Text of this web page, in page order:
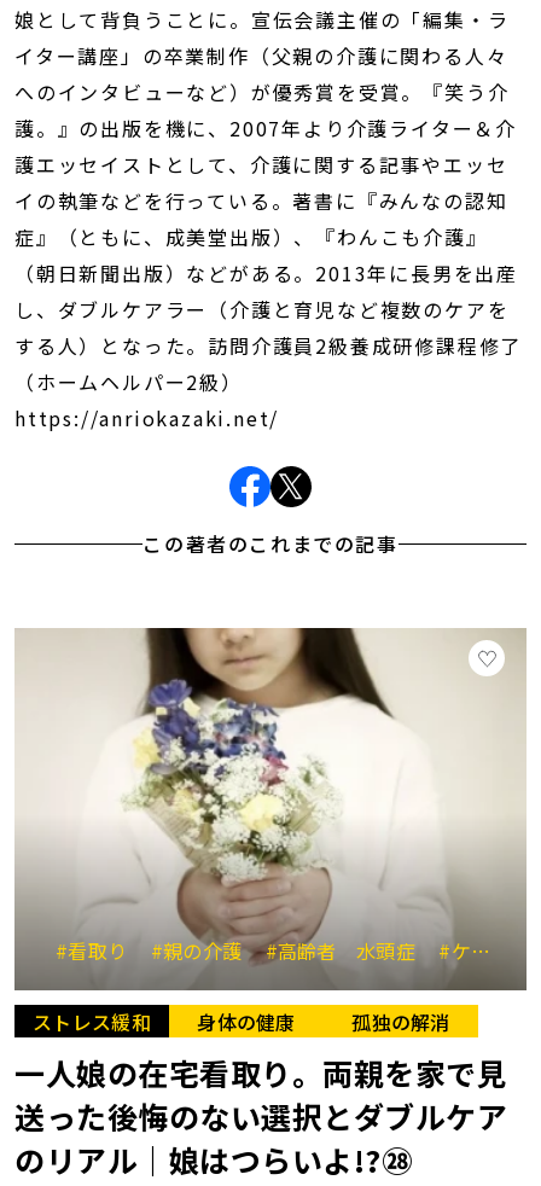
娘として背負うことに。宣伝会議主催の「編集・ラ
イター講座」の卒業制作（父親の介護に関わる人々
へのインタビューなど）が優秀賞を受賞。『笑う介
護。』の出版を機に、2007年より介護ライター＆介
護エッセイストとして、介護に関する記事やエッセ
イの執筆などを行っている。著書に『みんなの認知
症』（ともに、成美堂出版）、『わんこも介護』
（朝日新聞出版）などがある。2013年に長男を出産
し、ダブルケアラー（介護と育児など複数のケアを
する人）となった。訪問介護員2級養成研修課程修了
（ホームヘルパー2級）
https://anriokazaki.net/
この著者のこれまでの記事
#看取り #親の介護 #高齢者 水頭症 #ケアマネジャー
ストレス緩和 身体の健康 孤独の解消
一人娘の在宅看取り。両親を家で見
送った後悔のない選択とダブルケア
のリアル｜娘はつらいよ!?㉘